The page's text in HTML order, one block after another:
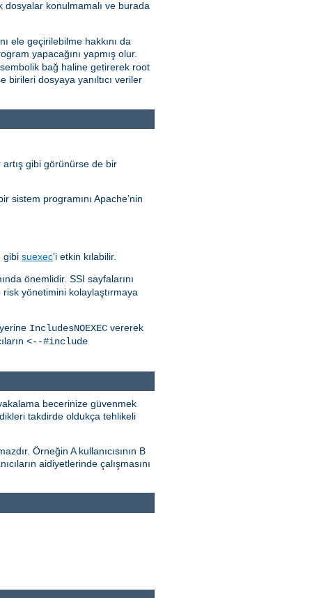
dosyalar konulmamalı ve burada
ele geçirilebilme hakkını da
yapacağını yapmış olur.
bağ haline getirerek root
birileri dosyaya yanıltıcı veriler
artış gibi görünürse de bir
sistem programını Apache’nin
gibi suexec’i etkin kılabilir.
önemlidir. SSI sayfalarını
yönetimini kolaylaştırmaya
IncludesNOEXEC vererek
<--#include
becerinize güvenmek
takdirde oldukça tehlikeli
Örneğin A kullanıcısının B
aidiyetlerinde çalışmasını